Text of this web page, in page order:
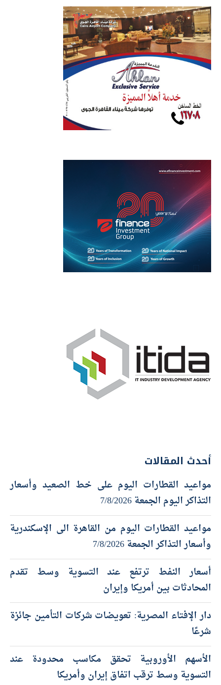
أحدث المقالات
مواعيد القطارات اليوم على خط الصعيد وأسعار
التذاكر اليوم الجمعة 7/8/2026
مواعيد القطارات اليوم من القاهرة الى الإسكندرية
وأسعار التذاكر الجمعة 7/8/2026
أسعار النفط ترتفع عند التسوية وسط تقدم
المحادثات بين أمريكا وإيران
دار الإفتاء المصرية: تعويضات شركات التأمين جائزة
شرعًا
الأسهم الأوروبية تحقق مكاسب محدودة عند
التسوية وسط ترقب اتفاق إيران وأمريكا